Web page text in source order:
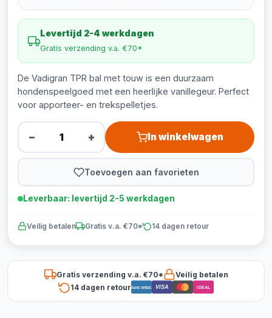
Levertijd 2-4 werkdagen
Gratis verzending v.a. €70*
De Vadigran TPR bal met touw is een duurzaam
hondenspeelgoed met een heerlijke vanillegeur. Perfect
voor apporteer- en trekspelletjes.
− + In winkelwagen
Toevoegen aan favorieten
Leverbaar: levertijd 2-5 werkdagen
Veilig betalen Gratis v.a. €70* 14 dagen retour
Gratis verzending v.a. €70*
Veilig betalen
14 dagen retourBancontact VISA iDEAL